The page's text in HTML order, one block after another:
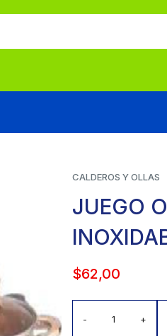
CALDEROS Y OLLAS
JUEGO
$62,00
- +